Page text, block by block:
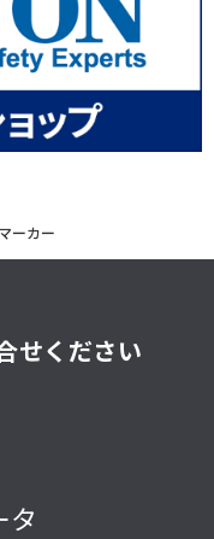
ーカー
せください
タ